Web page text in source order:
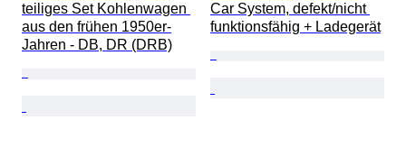
teiliges Set Kohlenwagen
aus den frühen 1950er-
Jahren - DB, DR (DRB)
Car System, defekt/nicht
funktionsfähig + Ladegerät